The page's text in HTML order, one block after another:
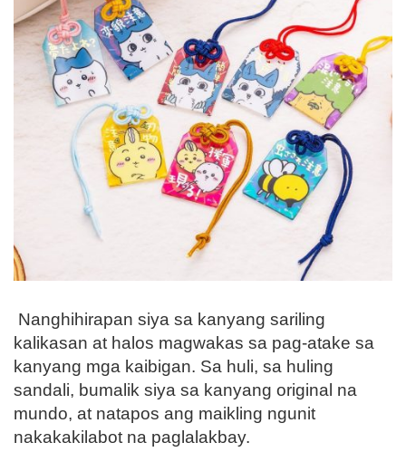
Nanghihirapan siya sa kanyang sariling
kalikasan at halos magwakas sa pag-atake sa
kanyang mga kaibigan. Sa huli, sa huling
sandali, bumalik siya sa kanyang original na
mundo, at natapos ang maikling ngunit
nakakakilabot na paglalakbay.